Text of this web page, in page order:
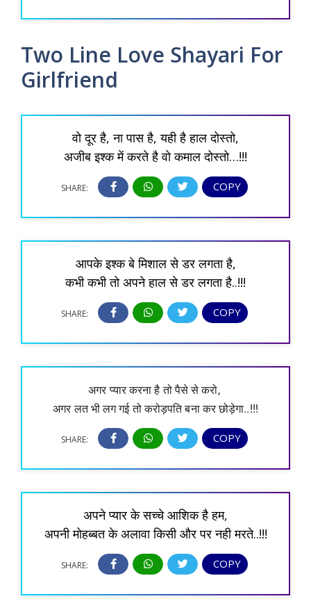
Two Line Love Shayari For
Girlfriend
वो दूर है, ना पास है, यही है हाल दोस्तो,
अजीब इश्क में करते है वो कमाल दोस्तो…!!!
SHARE: COPY
आपके इश्क बे मिशाल से डर लगता है,
कभी कभी तो अपने हाल से डर लगता है..!!!
SHARE: COPY
अगर प्यार करना है तो पैसे से करो,
अगर लत भी लग गई तो करोड़पति बना कर छोड़ेगा..!!!
SHARE: COPY
अपने प्यार के सच्चे आशिक है हम,
अपनी मोहब्बत के अलावा किसी और पर नही मरते..!!!
SHARE: COPY